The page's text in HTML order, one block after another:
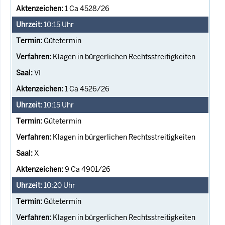
1 Ca 4528/26
10:15 Uhr
Gütetermin
Klagen in bürgerlichen Rechtsstreitigkeiten
VI
1 Ca 4526/26
10:15 Uhr
Gütetermin
Klagen in bürgerlichen Rechtsstreitigkeiten
X
9 Ca 4901/26
10:20 Uhr
Gütetermin
Klagen in bürgerlichen Rechtsstreitigkeiten